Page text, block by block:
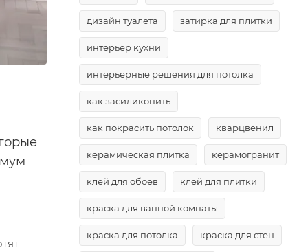
дизайн туалета затирка для плитки
интерьер кухни
интерьерные решения для потолка
как засиликонить
как покрасить потолок кварцвенил
керамическая плитка керамогранит
клей для обоев клей для плитки
краска для ванной комнаты
краска для потолка краска для стен